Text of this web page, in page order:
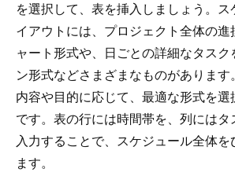
を選択して、表を挿入しましょう。ス
イアウトには、プロジェクト全体の進
ャート形式や、日ごとの詳細なタスク
ン形式などさまざまなものがありま
内容や目的に応じて、最適な形式を選
です。表の行には時間帯を、列にはタ
入力することで、スケジュール全体を
ます。